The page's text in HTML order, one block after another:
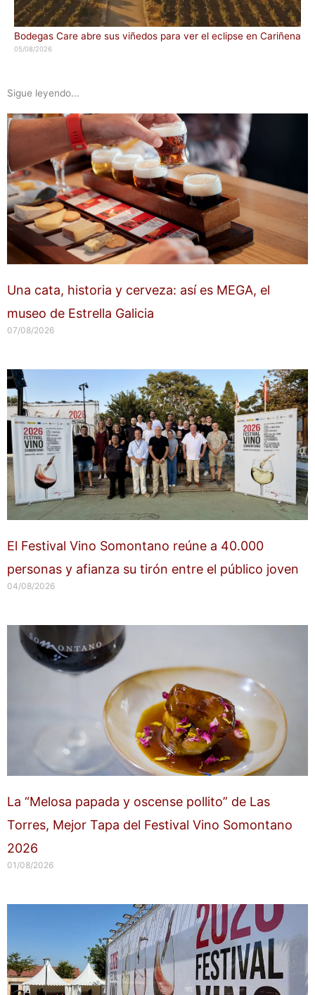
Bodegas Care abre sus viñedos para ver el eclipse en Cariñena
05/08/2026
Sigue leyendo...
Una cata, historia y cerveza: así es MEGA, el
museo de Estrella Galicia
07/08/2026
El Festival Vino Somontano reúne a 40.000
personas y afianza su tirón entre el público joven
04/08/2026
La “Melosa papada y oscense pollito” de Las
Torres, Mejor Tapa del Festival Vino Somontano
2026
01/08/2026